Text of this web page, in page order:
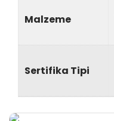
Malzeme
Sertifika Tipi